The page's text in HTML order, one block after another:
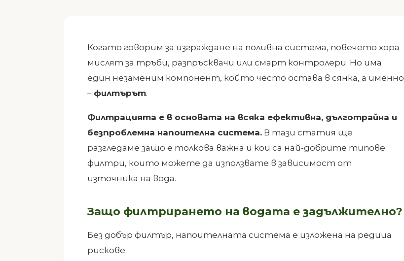
Когато говорим за изграждане на поливна система, повечето хора
мислят за тръби, разпръсквачи или смарт контролери. Но има
един незаменим компонент, който често остава в сянка, а именно
– филтърът.
Филтрацията е в основата на всяка ефективна, дълготрайна и
безпроблемна напоителна система. В тази статия ще
разгледаме защо е толкова важна и кои са най-добрите типове
филтри, които можете да използвате в зависимост от
източника на вода.
Защо филтрирането на водата е задължително?
Без добър филтър, напоителната система е изложена на редица
рискове: